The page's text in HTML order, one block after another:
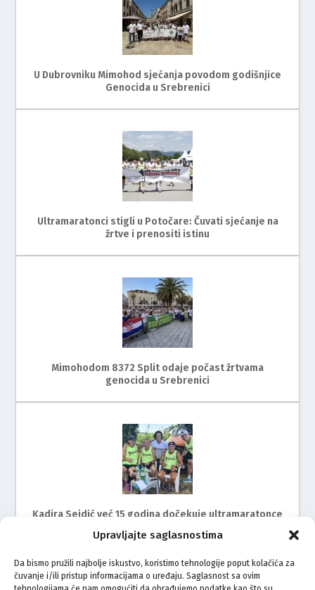
Upravljajte saglasnostima
Da bismo pružili najbolje iskustvo, koristimo tehnologije poput kolačića za
čuvanje i/ili pristup informacijama o uređaju. Saglasnost sa ovim
U Dubrovniku Mimohod sjećanja povodom godišnjice
Genocida u Srebrenici
Ultramaratonci stigli u Potočare: Čuvati sjećanje na
žrtve i prenositi istinu
Mimohodom 8372 Split odaje počast žrtvama
genocida u Srebrenici
Kadira Sejdić već 15 godina dočekuje ultramaratonce